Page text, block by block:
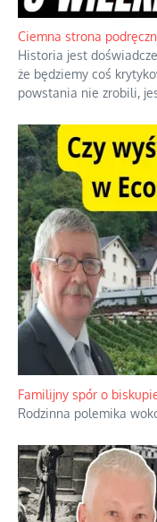
Ciemna strona
Historia jest
że będziemy coś
powstania nie zrobili,
Familijny spór o
Rodzinna polemika